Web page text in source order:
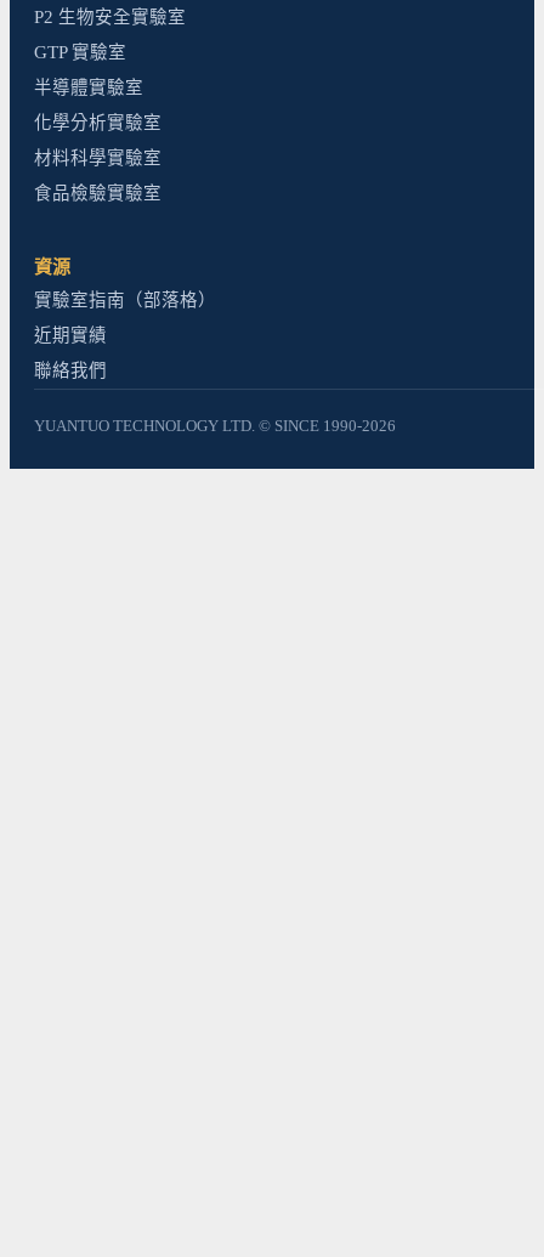
P2 生物安全實驗室
GTP 實驗室
半導體實驗室
化學分析實驗室
材料科學實驗室
食品檢驗實驗室
資源
實驗室指南（部落格）
近期實績
聯絡我們
YUANTUO TECHNOLOGY LTD. © SINCE 1990-2026